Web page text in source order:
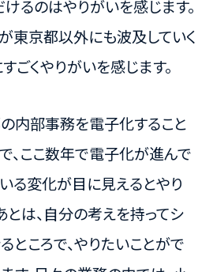
るのはやりがいを感じます。
東京都以外にも波及していく
ごくやりがいを感じます。
内部事務を電子化すること
、ここ数年で電子化が進んで
る変化が目に見えるとやり
とは、自分の考えを持ってシ
ところで、やりたいことがで